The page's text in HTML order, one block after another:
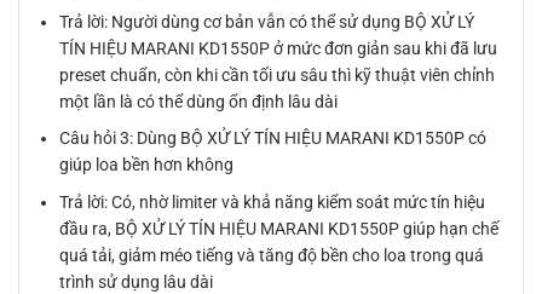
Trả lời: Người dùng cơ bản vẫn có thể sử dụng BỘ XỬ LÝ
TÍN HIỆU MARANI KD1550P ở mức đơn giản sau khi đã lưu
preset chuẩn, còn khi cần tối ưu sâu thì kỹ thuật viên chỉnh
một lần là có thể dùng ổn định lâu dài
Câu hỏi 3: Dùng BỘ XỬ LÝ TÍN HIỆU MARANI KD1550P có
giúp loa bền hơn không
Trả lời: Có, nhờ limiter và khả năng kiểm soát mức tín hiệu
đầu ra, BỘ XỬ LÝ TÍN HIỆU MARANI KD1550P giúp hạn chế
quá tải, giảm méo tiếng và tăng độ bền cho loa trong quá
trình sử dụng lâu dài